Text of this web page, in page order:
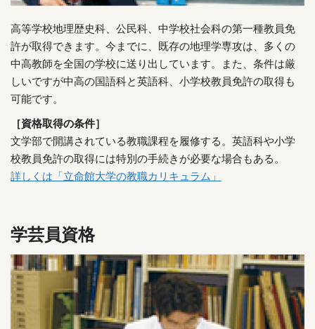
高等学校地理歴史科、公民科、中学校社会科の第一種教員免
許が取得できます。今までに、既存の地理学専攻は、多くの
中高教師を全国の学校に送り出しています。また、条件は厳
しいですが中高の国語科と英語科、小学校教員免許の取得も
可能です。
［資格取得の条件］
文学部で開講されている教職課程を履修する。英語科や小学
校教員免許の取得には特別の手続きが必要な場合もある。
詳しくは「立命館大学の教職カリキュラム」
学芸員資格